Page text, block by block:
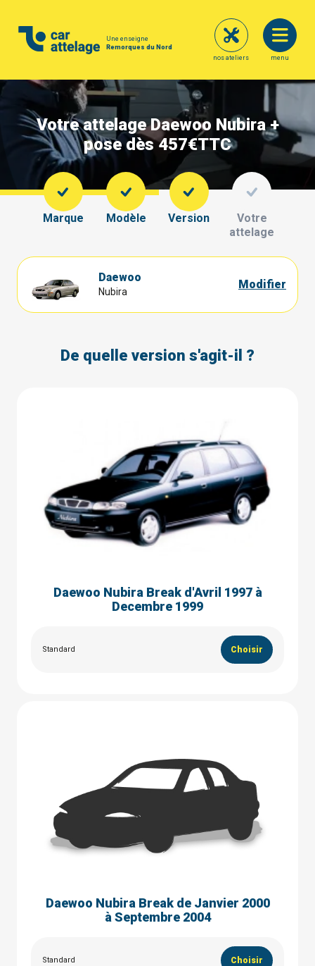
Une enseigne
Remorques du Nord
menu
nos ateliers
Votre attelage Daewoo Nubira +
pose dès 457€TTC
Marque Modèle Version
Votre
attelage
Daewoo
Nubira
Modifier
De quelle version s'agit-il ?
Daewoo Nubira Break d'Avril 1997 à
Decembre 1999
Standard Choisir
Daewoo Nubira Break de Janvier 2000
à Septembre 2004
Standard Choisir